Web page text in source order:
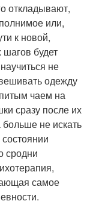
откладывают,
или,
к новой,
будет
не
одежду
чаем на
сразу после их
не искать
сродни
самое